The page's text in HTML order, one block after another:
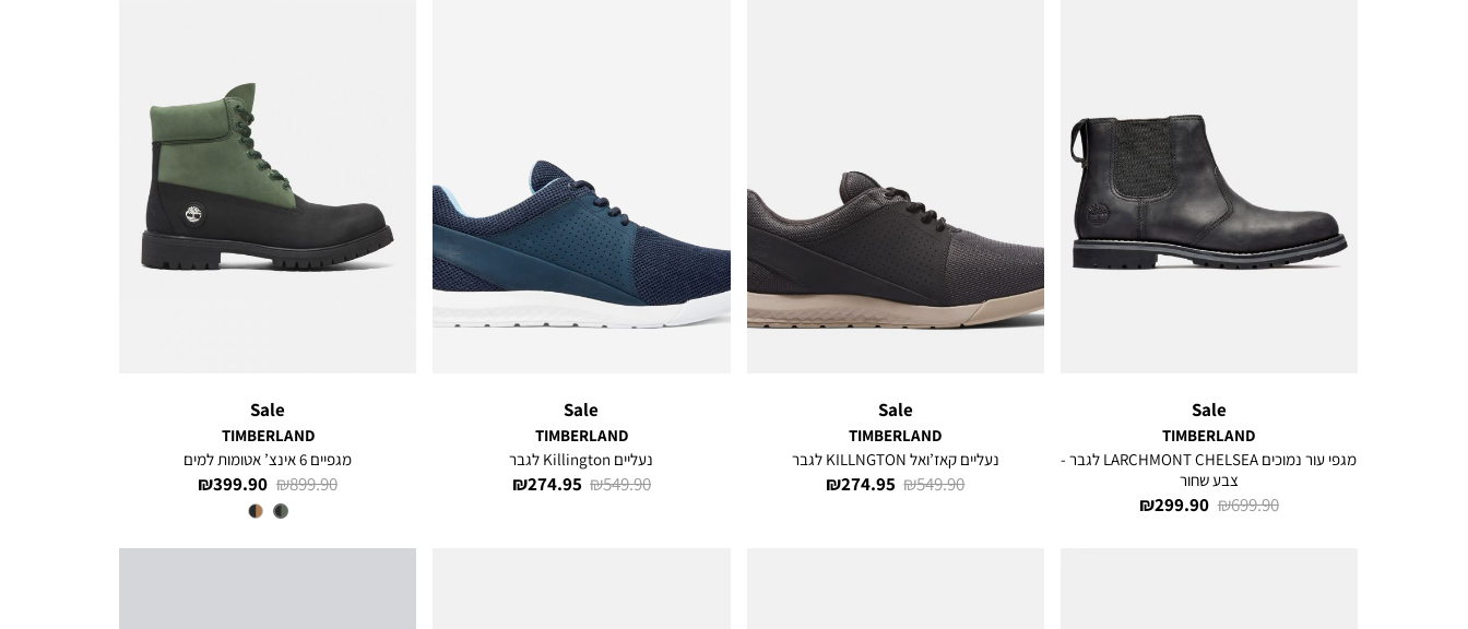
Sale
TIMBERLAND
מגפי עור נמוכים LARCHMONT CHELSEA לגבר -
צבע שחור
מחיר
299.90 ₪
מחיר
699.90 ₪
Sale
TIMBERLAND
נעליים קאז’ואל KILLNGTON לגבר
מחיר
274.95 ₪
מחיר
549.90 ₪
Sale
TIMBERLAND
נעליים Killington לגבר
מחיר
274.95 ₪
מחיר
549.90 ₪
Sale
TIMBERLAND
מגפיים 6 אינצ’ אטומות למים
מחיר
מוצר
399.90 ₪
מחיר
899.90 ₪
צבע
BLACK
GREEN